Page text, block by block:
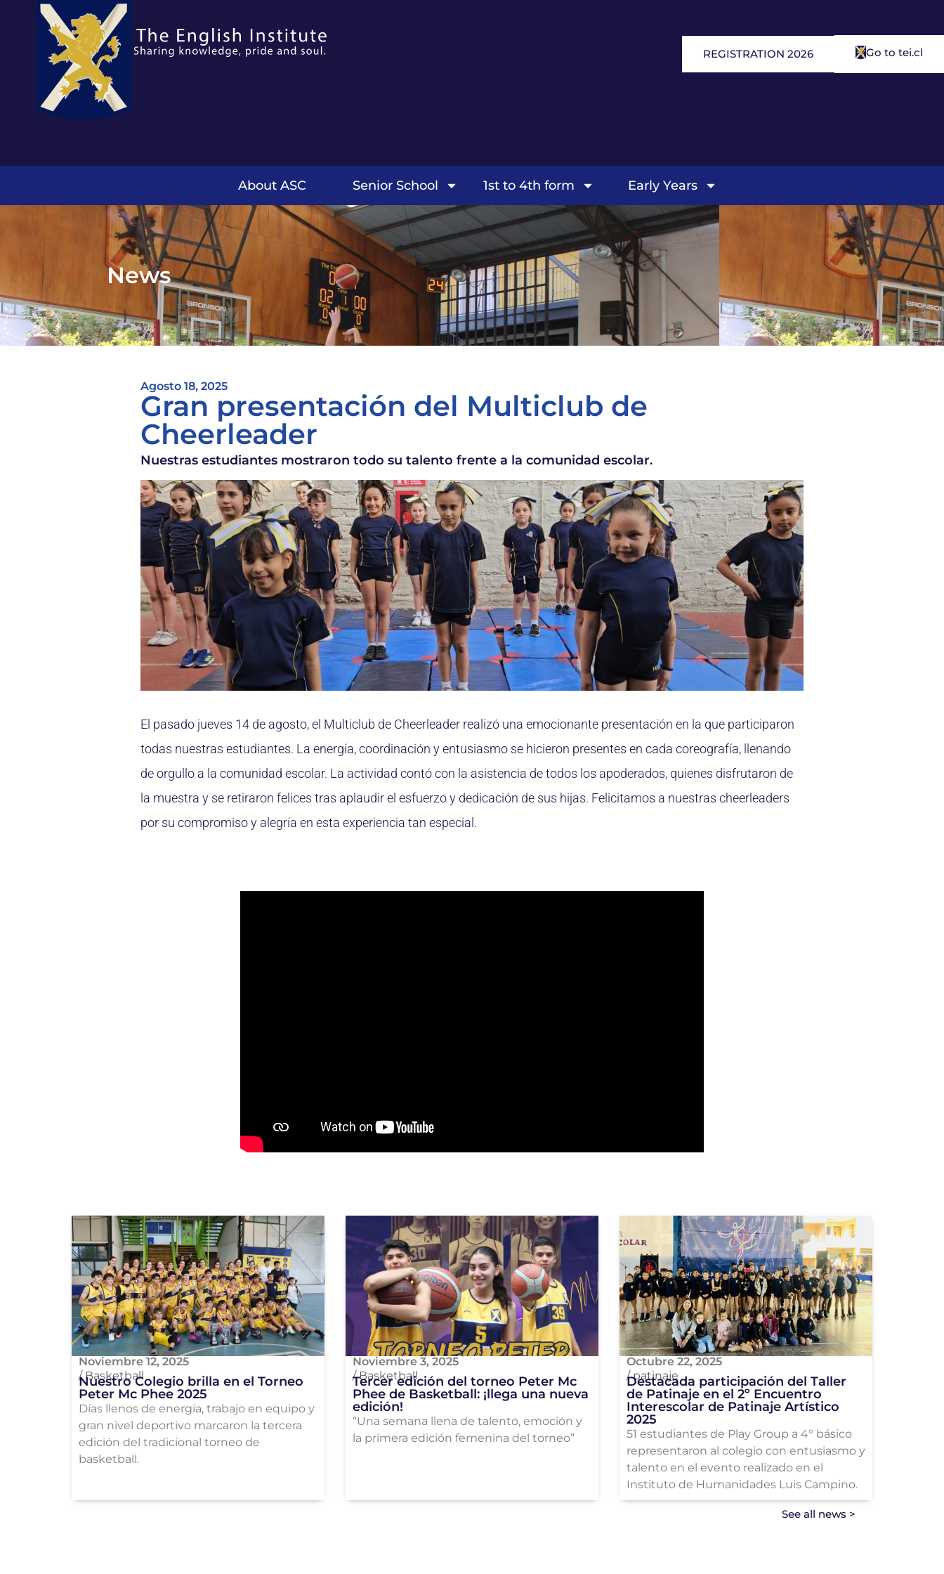
Go to tei.cl
REGISTRATION 2026
About ASC Senior School 1st to 4th form Early Years
News
Agosto 18, 2025
Gran presentación del Multiclub de
Cheerleader
Nuestras estudiantes mostraron todo su talento frente a la comunidad escolar.
El pasado jueves 14 de agosto, el Multiclub de Cheerleader realizó una emocionante presentación en la que participaron
todas nuestras estudiantes. La energía, coordinación y entusiasmo se hicieron presentes en cada coreografía, llenando
de orgullo a la comunidad escolar. La actividad contó con la asistencia de todos los apoderados, quienes disfrutaron de
la muestra y se retiraron felices tras aplaudir el esfuerzo y dedicación de sus hijas. Felicitamos a nuestras cheerleaders
por su compromiso y alegría en esta experiencia tan especial.
Noviembre 12, 2025
/ Basketball
Nuestro Colegio brilla en el Torneo
Peter Mc Phee 2025
Días llenos de energía, trabajo en equipo y
gran nivel deportivo marcaron la tercera
edición del tradicional torneo de
basketball.
Noviembre 3, 2025
/Basketball
Tercer edición del torneo Peter Mc
Phee de Basketball: ¡llega una nueva
edición!
“Una semana llena de talento, emoción y
la primera edición femenina del torneo”
Octubre 22, 2025
/patinaje
Destacada participación del Taller
de Patinaje en el 2º Encuentro
Interescolar de Patinaje Artístico
2025
51 estudiantes de Play Group a 4° básico
representaron al colegio con entusiasmo y
talento en el evento realizado en el
Instituto de Humanidades Luis Campino.
See all news >